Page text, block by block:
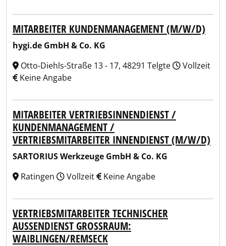
MITARBEITER KUNDENMANAGEMENT (M/W/D)
hygi.de GmbH & Co. KG
Otto-Diehls-Straße 13 - 17, 48291 Telgte
Vollzeit
Keine Angabe
MITARBEITER VERTRIEBSINNENDIENST /
KUNDENMANAGEMENT /
VERTRIEBSMITARBEITER INNENDIENST (M/W/D)
SARTORIUS Werkzeuge GmbH & Co. KG
Ratingen
Vollzeit Keine Angabe
VERTRIEBSMITARBEITER TECHNISCHER
AUSSENDIENST GROSSRAUM: WA
IBLINGEN/REMSECK